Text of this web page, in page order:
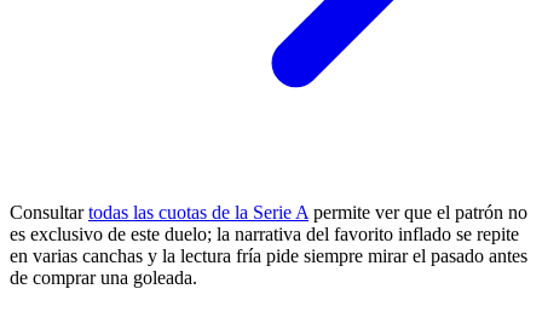
Consultartodas las cuotas de la Serie A permite ver que el patrón no
es exclusivo de este duelo; la narrativa del favorito inflado se repite
en varias canchas y la lectura fría pide siempre mirar el pasado antes
de comprar una goleada.